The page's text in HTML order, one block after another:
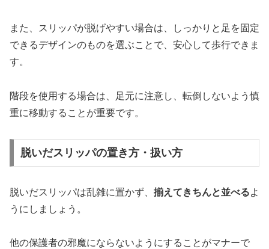
また、スリッパが脱げやすい場合は、しっかりと足を固定
できるデザインのものを選ぶことで、安心して歩行できま
す。
階段を使用する場合は、足元に注意し、転倒しないよう慎
重に移動することが重要です。
脱いだスリッパの置き方・扱い方
脱いだスリッパは乱雑に置かず、 揃えてきちんと並べるよ
うにしましょう。
他の保護者の邪魔にならないようにすることがマナーで